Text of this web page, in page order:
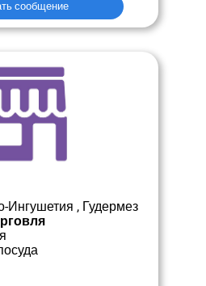
сообщение
Ингушетия , Гудермез